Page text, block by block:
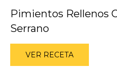
Pimientos Rellenos
Serrano
VER RECETA